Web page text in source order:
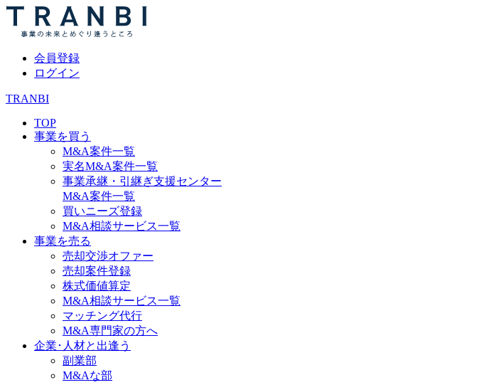
会員登録
ログイン
TRANBI
TOP
事業を買う
M&A案件一覧
実名M&A案件一覧
事業承継・引継ぎ支援センター
M&A案件一覧
買いニーズ登録
M&A相談サービス一覧
事業を売る
売却交渉オファー
売却案件登録
株式価値算定
M&A相談サービス一覧
マッチング代行
M&A専門家の方へ
企業･人材と出逢う
副業部
M&Aな部